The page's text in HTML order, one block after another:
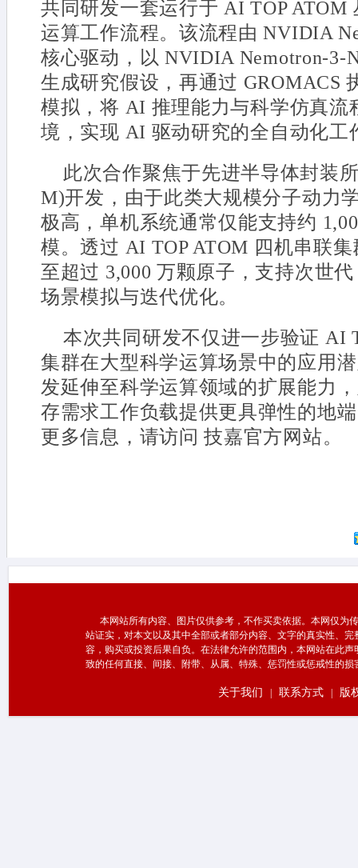
共同研发一套运行于 AI TOP
运算工作流程。该流程由 NVIDIA
核心驱动，以 NVIDIA Nemotron-3-
生成研究假设，再通过 GROMACS
模拟，将 AI 推理能力与科学仿真流
境，实现 AI 驱动研究的全自动化工
此次合作聚焦于先进半导体封装
M)开发，由于此类大规模分子动力
极高，单机系统通常仅能支持约
模。透过 AI TOP ATOM 四机串联
至超过 3,000 万颗原子，支持次世
场景模拟与迭代优化。
本次共同研发不仅进一步验证 AI
集群在大型科学运算场景中的应用
发延伸至科学运算领域的扩展能力
存需求工作负载提供更具弹性的地
更多信息，请访问 技嘉官方网站。
本网站所有内容、图片仅供参考，不作买卖依据。本网仅为
站证实，对本文以及其中全部或者部分内容、文字的真实性、
容，购买或投资后果自负。在法律允许的范围内，本网站在此
致的任何直接、间接、附带、从属、特殊、惩罚性或惩戒性的损
关于我们 联系方式 版